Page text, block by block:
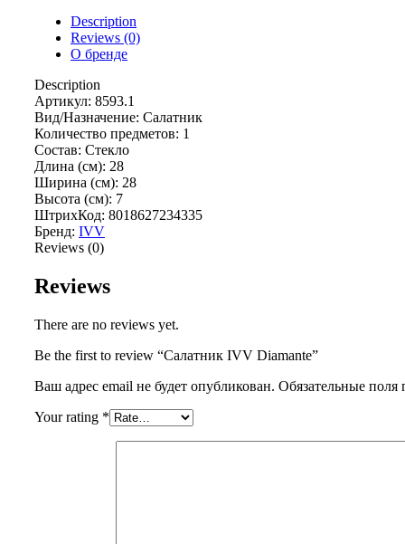
Description
Reviews (0)
О бренде
Description
Артикул: 8593.1
Вид/Назначение: Салатник
Количество предметов: 1
Состав: Стекло
Длина (см): 28
Ширина (см): 28
Высота (см): 7
ШтрихКод: 8018627234335
Бренд: IVV
Reviews (0)
Reviews
There are no reviews yet.
Be the first to review “Салатник IVV Diamante”
Ваш адрес email не будет опубликован. Обязательные
Your rating *